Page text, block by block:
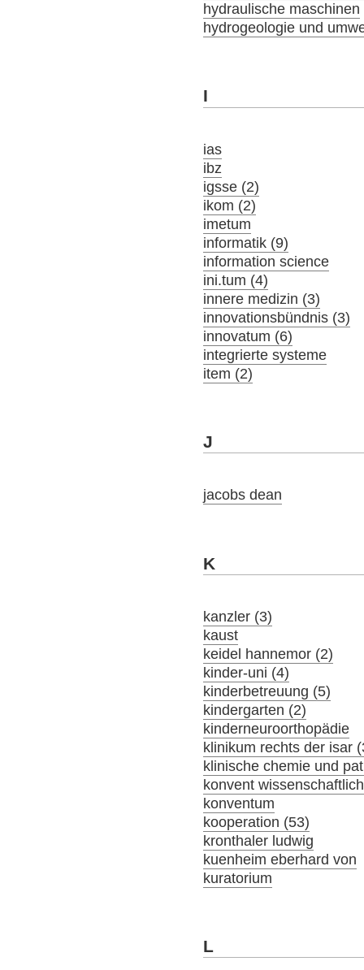
hydraulische maschinen
hydrogeologie und
I
ias
ibz
igsse (2)
ikom (2)
imetum
informatik (9)
information science
ini.tum (4)
innere medizin (3)
innovationsbündnis (3)
innovatum (6)
integrierte systeme
item (2)
J
jacobs dean
K
kanzler (3)
kaust
keidel hannemor (2)
kinder-uni (4)
kinderbetreuung (5)
kindergarten (2)
kinderneuroorthopädie
klinikum rechts der isar
klinische chemie und
konvent
konventum
kooperation (53)
kronthaler ludwig
kuenheim eberhard von
kuratorium
L